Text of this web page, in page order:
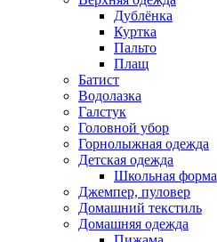
Дублёнка
Куртка
Пальто
Плащ
Батист
Водолазка
Галстук
Головной убор
Горнолыжная одежда
Детская одежда
Школьная форма
Джемпер, пуловер
Домашний текстиль
Домашняя одежда